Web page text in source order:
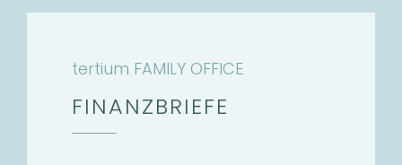
tertium FAMILY OFFICE
FINANZBRIEFE